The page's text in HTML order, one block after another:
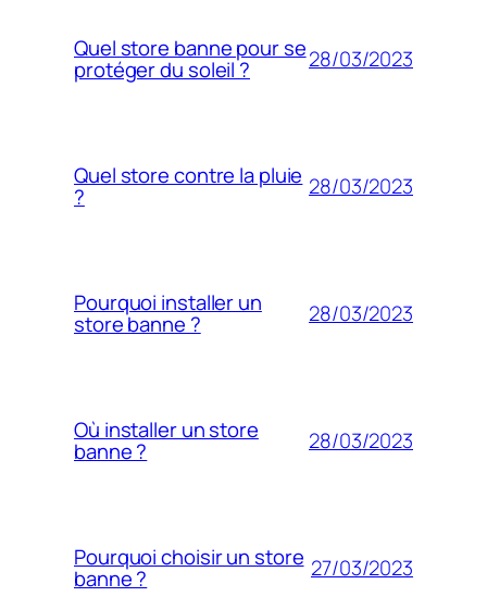
Quel store banne pour se
protéger du soleil ? 28/03/2023
Quel store contre la pluie
? 28/03/2023
Pourquoi installer un
store banne ? 28/03/2023
Où installer un store
banne ? 28/03/2023
Pourquoi choisir un store
banne ? 27/03/2023